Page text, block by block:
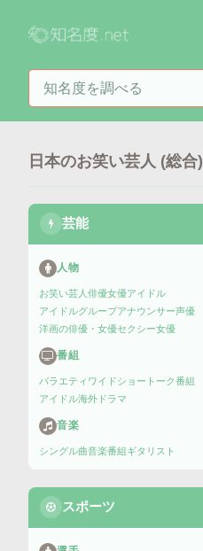
知名度を検索
日本のお笑い芸人 (総合)
芸能
人物
お笑い芸人 俳優女優アイドル
アイドルグループアナウンサー声優
洋画の俳優・女優セクシー女優
番組
バラエティ ワイドショー トーク番組
アイドル海外ドラマ
音楽
シングル曲音楽番組ギタリスト
スポーツ